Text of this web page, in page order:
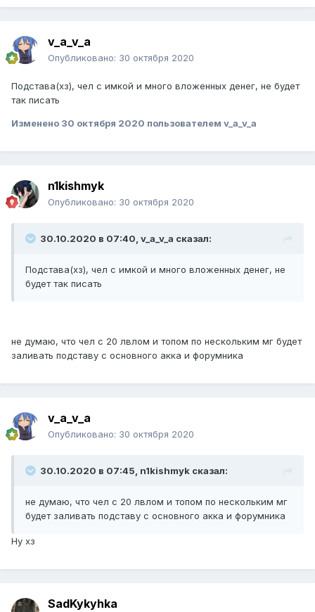
v_a_v_a
Опубликовано: 30 октября 2020
Подстава(хз), чел с имкой и много вложенных денег, не будет
так писать
Изменено 30 октября 2020 пользователем v_a_v_a
n1kishmyk
Опубликовано: 30 октября 2020
30.10.2020 в 07:40, v_a_v_a сказал:
Подстава(хз), чел с имкой и много вложенных денег, не
будет так писать
не думаю, что чел с 20 лвлом и топом по нескольким мг будет
заливать подставу с основного акка и форумника
v_a_v_a
Опубликовано: 30 октября 2020
30.10.2020 в 07:45, n1kishmyk сказал:
не думаю, что чел с 20 лвлом и топом по нескольким мг
будет заливать подставу с основного акка и форумника
Ну хз
SadKykyhka